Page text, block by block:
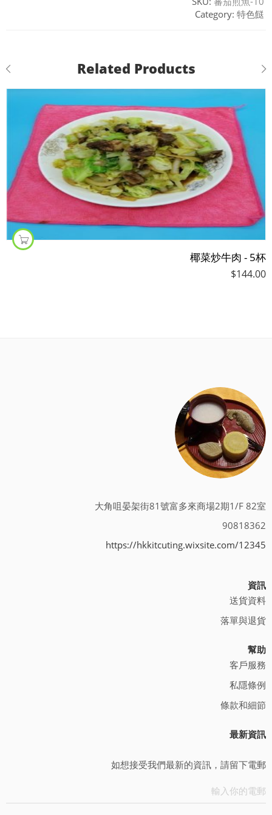
Category: 特色餸
Related Products
椰菜炒牛肉 - 5杯
$144.00
大角咀晏架街81號富多來商場2期1/F 82室
90818362
https://hkkitcuting.wixsite.com/12345
資訊
送貨資料
落單與退貨
幫助
客戶服務
私隱條例
條款和細節
最新資訊
如想接受我們最新的資訊，請留下電郵